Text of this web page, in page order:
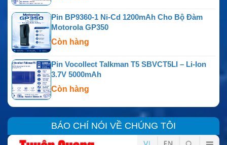
Pin BP9360-1 Ni-Cd 1200mAh Cho Bộ Đàm
Motorola GP350
Còn hàng
Pin Vocollect Talkman T5 SBVCT5LI – Li-Ion
3.7V 5000mAh
Còn hàng
BÁO CHÍ NÓI VỀ CHÚNG TÔI